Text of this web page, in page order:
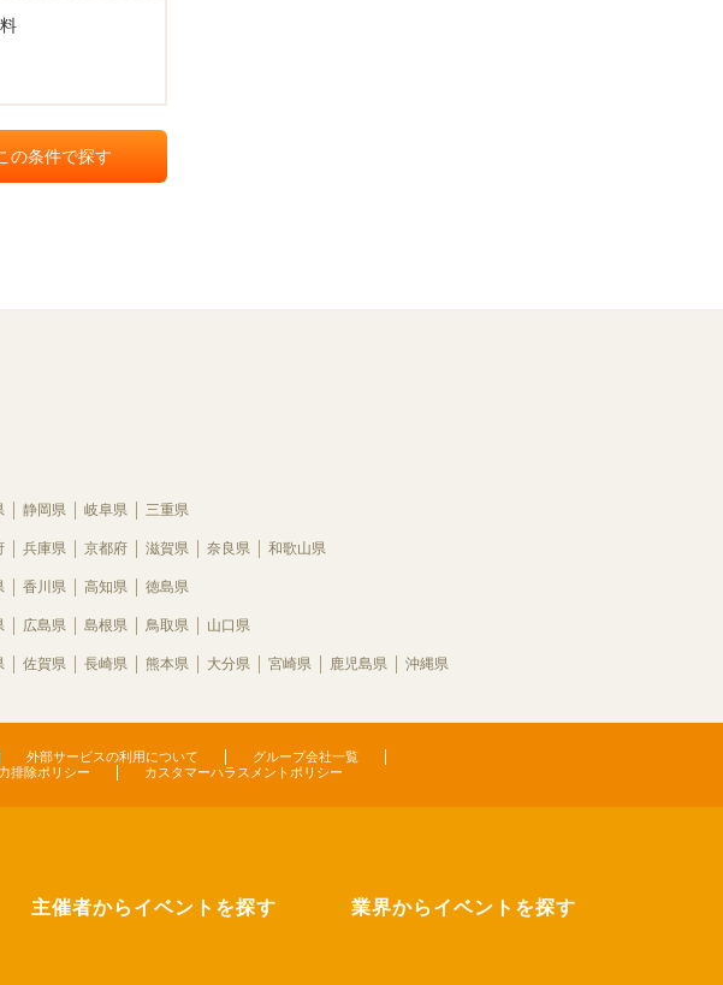
静岡県 岐阜県 三重県
兵庫県 京都府 滋賀県 奈良県 和歌山県
香川県 高知県 徳島県
広島県 島根県 鳥取県 山口県
佐賀県 長崎県 熊本県 大分県 宮崎県 鹿児島県 沖縄県
外部サービスの利用について
グループ会社一覧
排除ポリシー カスタマーハラスメントポリシー
主催者からイベントを探す 業界からイベントを探す